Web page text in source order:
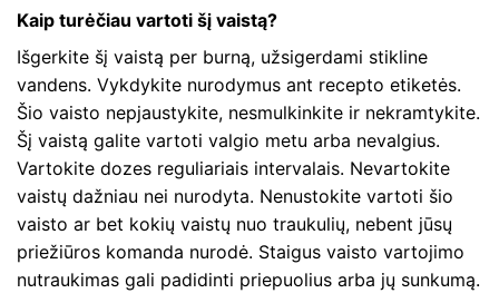
Kaip turėčiau vartoti šį vaistą?
Išgerkite šį vaistą per burną, užsigerdami stikline
vandens. Vykdykite nurodymus ant recepto etiketės.
Šio vaisto nepjaustykite, nesmulkinkite ir nekramtykite.
Šį vaistą galite vartoti valgio metu arba nevalgius.
Vartokite dozes reguliariais intervalais. Nevartokite
vaistų dažniau nei nurodyta. Nenustokite vartoti šio
vaisto ar bet kokių vaistų nuo traukulių, nebent jūsų
priežiūros komanda nurodė. Staigus vaisto vartojimo
nutraukimas gali padidinti priepuolius arba jų sunkumą.